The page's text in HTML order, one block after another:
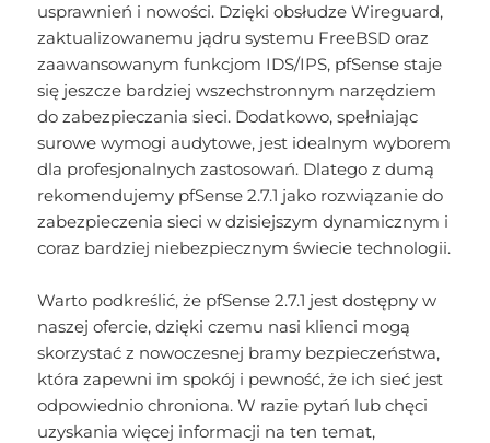
usprawnień i nowości. Dzięki obsłudze Wireguard,
zaktualizowanemu jądru systemu FreeBSD oraz
zaawansowanym funkcjom IDS/IPS, pfSense staje
się jeszcze bardziej wszechstronnym narzędziem
do zabezpieczania sieci. Dodatkowo, spełniając
surowe wymogi audytowe, jest idealnym wyborem
dla profesjonalnych zastosowań. Dlatego z dumą
rekomendujemy pfSense 2.7.1 jako rozwiązanie do
zabezpieczenia sieci w dzisiejszym dynamicznym i
coraz bardziej niebezpiecznym świecie technologii.
Warto podkreślić, że pfSense 2.7.1 jest dostępny w
naszej ofercie, dzięki czemu nasi klienci mogą
skorzystać z nowoczesnej bramy bezpieczeństwa,
która zapewni im spokój i pewność, że ich sieć jest
odpowiednio chroniona. W razie pytań lub chęci
uzyskania więcej informacji na ten temat,